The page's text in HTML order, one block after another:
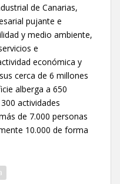
de Canarias,
pujante e
y medio ambiente,
e
económica y
cerca de 6 millones
alberga a 650
actividades
de 7.000 personas
10.000 de forma